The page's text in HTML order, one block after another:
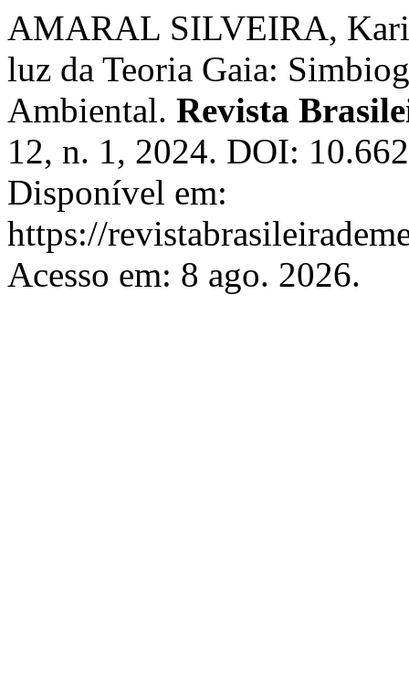
AMARAL SILVEIRA,
luz da Teoria Gaia:
Ambiental. Revista
12, n. 1, 2024. DOI:
Disponível em:
https://
Acesso em: 8 ago. 2026.